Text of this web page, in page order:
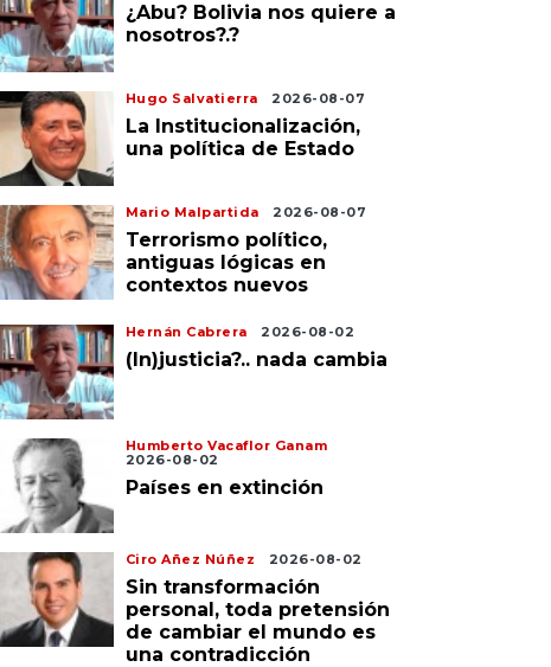
2017-08-23
Concejal de Achacachi
pide a pobladores y al
alcalde buscar vía del
2017-08-23
La CIDOB afirma que
sólo los
protestan por la vía en
el Tipnis
¿Abu? Bolivia nos quiere a
nosotros?.?
Hugo Salvatierra 2026-08-07
La Institucionalización,
una política de Estado
Mario Malpartida 2026-08-07
Terrorismo político,
antiguas lógicas en
contextos nuevos
Hernán Cabrera 2026-08-02
(In)justicia?.. nada cambia
Humberto Vacaflor Ganam
2026-08-02
Países en extinción
Ciro Añez Núñez 2026-08-02
Sin transformación
personal, toda pretensión
de cambiar el mundo es
una contradicción